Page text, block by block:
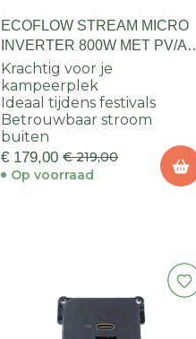
ECOFLOW STREAM MICRO
INVERTER 800W MET PV/AC
KABEL
Krachtig voor je
kampeerplek
Ideaal tijdens festivals
Betrouwbaar stroom
buiten
€ 179,00 € 219,00
Op voorraad